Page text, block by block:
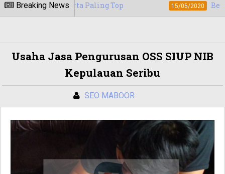
Breaking News
Paling Top 15/05/2020 Berapa Tarif Jasa
Usaha Jasa Pengurusan OSS SIUP NIB
Kepulauan Seribu
SEO MABOOR